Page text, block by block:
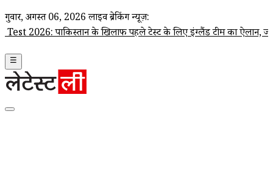
गुरूवार, अगस्त 06, 2026 लाइव ब्रेकिंग न्यूज़:
के खिलाफ पहले टेस्ट के लिए इंग्लैंड टीम का ऐलान, जो रूट कप्तान;
☰